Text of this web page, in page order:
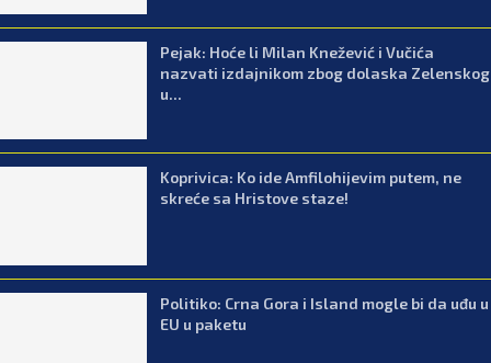
Pejak: Hoće li Milan Knežević i Vučića
nazvati izdajnikom zbog dolaska Zelenskog
u...
Koprivica: Ko ide Amfilohijevim putem, ne
skreće sa Hristove staze!
Politiko: Crna Gora i Island mogle bi da uđu u
EU u paketu